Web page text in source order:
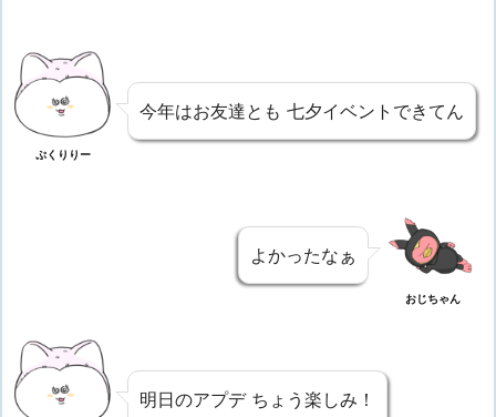
ぷくりりー
今年はお友達とも 七夕イベントできてん
よかったなぁ
おじちゃん
明日のアプデ ちょう楽しみ！